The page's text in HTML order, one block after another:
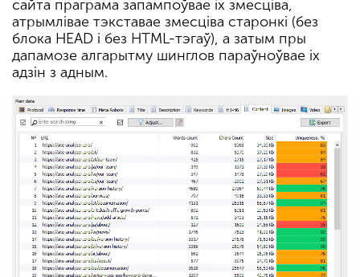
сайта праграма запампоўвае іх змесціва,
атрымлівае тэкставае змесціва старонкі (без
блока HEAD і без HTML-тэгаў), а затым пры
дапамозе алгарытму шинглов параўноўвае іх
адзін з адным.